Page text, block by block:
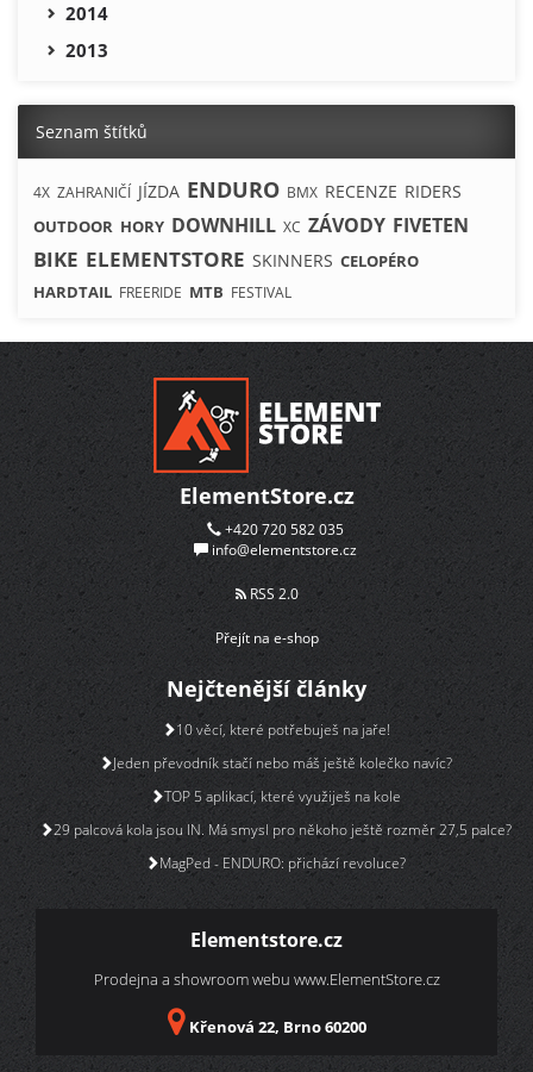
2014
2013
Seznam štítků
4X ZAHRANIČÍ JÍZDA ENDURO BMX RECENZE RIDERS
OUTDOOR HORY DOWNHILL XC ZÁVODY FIVETEN
BIKE ELEMENTSTORE SKINNERS CELOPÉRO
HARDTAIL FREERIDE MTB FESTIVAL
ElementStore.cz
+420 720 582 035
info@elementstore.cz
RSS 2.0
Přejít na e-shop
Nejčtenější články
10 věcí, které potřebuješ na jaře!
Jeden převodník stačí nebo máš ještě kolečko navíc?
TOP 5 aplikací, které využiješ na kole
29 palcová kola jsou IN. Má smysl pro někoho ještě rozměr 27,5 palce?
MagPed - ENDURO: přichází revoluce?
Elementstore.cz
Prodejna a showroom webu www.ElementStore.cz
Křenová 22, Brno 60200